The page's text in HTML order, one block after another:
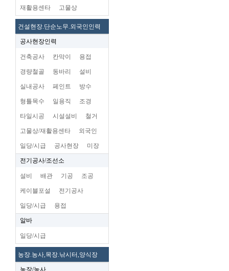
재활용센타 고물상
건설현장.단순노무.외국인인력
공사현장인력
건축공사 칸막이 용접
경량철골 동바리 설비
실내공사 페인트 방수
형틀목수 일용직 조경
타일시공 시설설비 철거
고물상/재활용센타 외국인
일당/시급 공사현장 미장
전기공사/조선소
설비 배관 기공 조공
케이블포설 전기공사
일당/시급 용접
알바
일당/시급
농장.농사,목장.낚시터,양식장
농장/농사